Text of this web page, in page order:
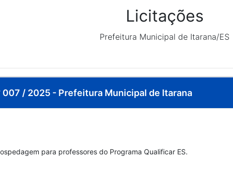
Licitações
Prefeitura Municipal de Itarana/ES
007 / 2025 - Prefeitura Municipal de Itarana
para professores do Programa Qualificar ES.